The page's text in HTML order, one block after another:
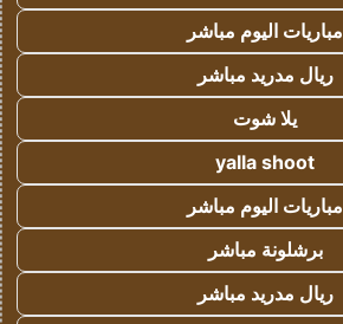
مباريات اليوم مباشر
ريال مدريد مباشر
يلا شوت
yalla shoot
مباريات اليوم مباشر
برشلونة مباشر
ريال مدريد مباشر